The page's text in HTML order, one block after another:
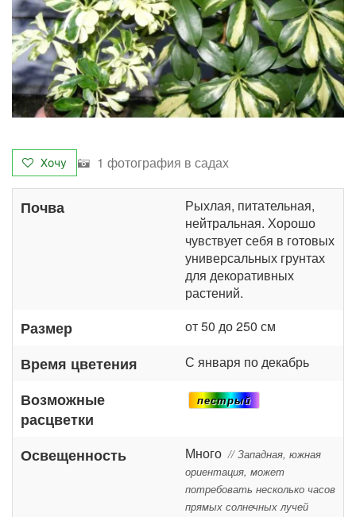
Хочу 1 фотография в садах
Почва
Рыхлая, питательная,
нейтральная. Хорошо
чувствует себя в готовых
универсальных грунтах
для декоративных
растений.
Размер от 50 до 250 см
Время цветения С января по декабрь
Возможные
расцветки
пестрый
Освещенность Много // Западная, южная
ориентация, может
потребовать несколько часов
прямых солнечных лучей